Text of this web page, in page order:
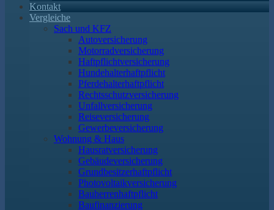
Kontakt
Vergleiche
Sach und KFZ
Autoversicherung
Motorradversicherung
Haftpflichtversicherung
Hundehalterhaftpflicht
Pferdehalterhaftpflicht
Rechtsschutzversicherung
Unfallversicherung
Reiseversicherung
Gewerbeversicherung
Wohnung & Haus
Hausratversicherung
Gebäudeversicherung
Grundbesitzerhaftpflicht
Photovoltaikversicherung
Bauherrenhaftpflicht
Baufinanzierung